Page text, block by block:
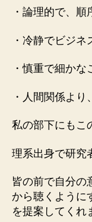
・論理的で、
・冷静でビジネ
・慎重で細か
・人間関係よ
私の部下にもこ
理系出身で研究
皆の前で自分の
から聴くように
を提案してくれ